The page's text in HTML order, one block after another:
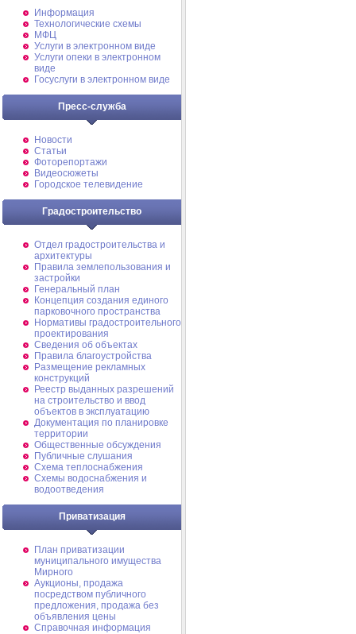
Информация
Технологические схемы
МФЦ
Услуги в электронном виде
Услуги опеки в электронном
виде
Госуслуги в электронном виде
Пресс-служба
Новости
Статьи
Фоторепортажи
Видеосюжеты
Городское телевидение
Градостроительство
Отдел градостроительства и
архитектуры
Правила землепользования и
застройки
Генеральный план
Концепция создания единого
парковочного пространства
Нормативы градостроительного
проектирования
Сведения об объектах
Правила благоустройства
Размещение рекламных
конструкций
Реестр выданных разрешений
на строительство и ввод
объектов в эксплуатацию
Документация по планировке
территории
Общественные обсуждения
Публичные слушания
Схема теплоснабжения
Схемы водоснабжения и
водоотведения
Приватизация
План приватизации
муниципального имущества
Мирного
Аукционы, продажа
посредством публичного
предложения, продажа без
объявления цены
Справочная информация